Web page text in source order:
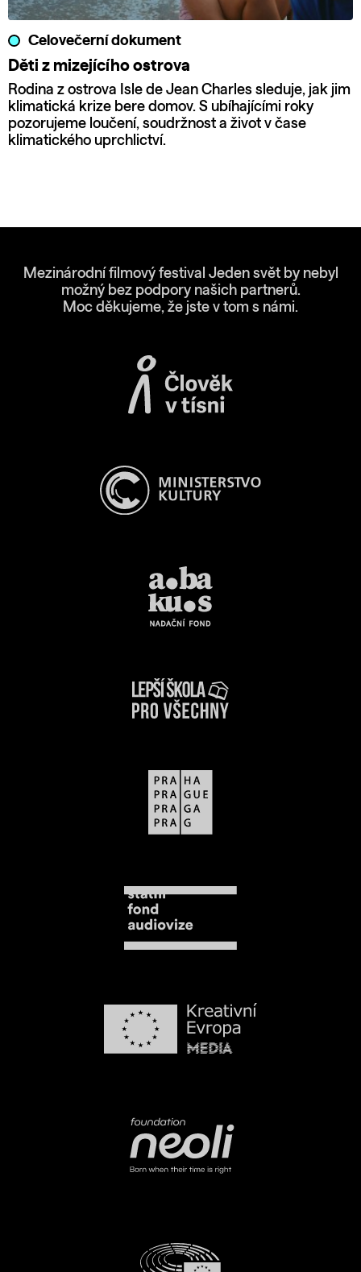
Celovečerní dokument
Děti z mizejícího ostrova
Rodina z ostrova Isle de Jean Charles sleduje, jak jim
klimatická krize bere domov. S ubíhajícími roky
pozorujeme loučení, soudržnost a život v čase
klimatického uprchlictví.
Mezinárodní filmový festival Jeden svět by nebyl
možný bez podpory našich partnerů.
Moc děkujeme, že jste v tom s námi.